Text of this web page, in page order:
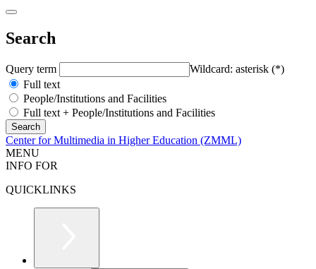
Search
Query term
Wildcard: asterisk (*)
Full text
People/Institutions and Facilities
Full text + People/Institutions and Facilities
Center for Multimedia in Higher Education (ZMML)
MENU
INFO FOR
QUICKLINKS